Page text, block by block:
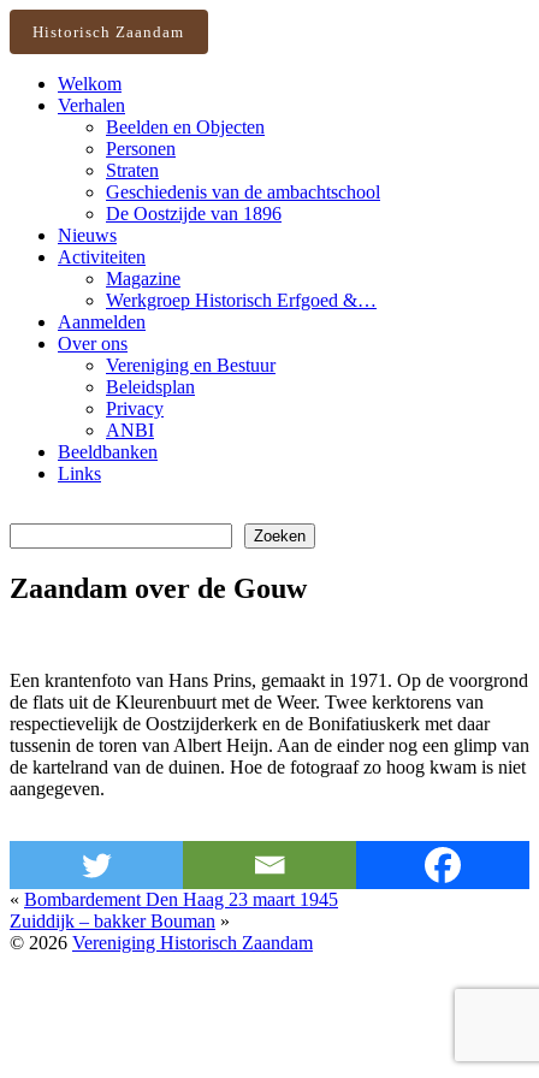
Historisch Zaandam
Welkom
Verhalen
Beelden en Objecten
Personen
Straten
Geschiedenis van de ambachtschool
De Oostzijde van 1896
Nieuws
Activiteiten
Magazine
Werkgroep Historisch Erfgoed &…
Aanmelden
Over ons
Vereniging en Bestuur
Beleidsplan
Privacy
ANBI
Beeldbanken
Links
Zoeken
Zaandam over de Gouw
Een krantenfoto van Hans Prins, gemaakt in 1971. Op de voorgrond
de flats uit de Kleurenbuurt met de Weer. Twee kerktorens van
respectievelijk de Oostzijderkerk en de Bonifatiuskerk met daar
tussenin de toren van Albert Heijn. Aan de einder nog een glimp van
de kartelrand van de duinen. Hoe de fotograaf zo hoog kwam is niet
aangegeven.
« Bombardement Den Haag 23 maart 1945
Zuiddijk – bakker Bouman »
© 2026 Vereniging Historisch Zaandam